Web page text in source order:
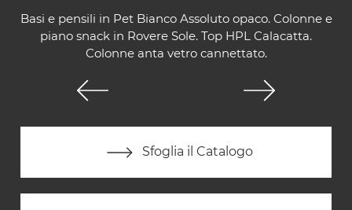
Basi e pensili in Pet Bianco Assoluto opaco. Colonne e
piano snack in Rovere Sole. Top HPL Calacatta.
Colonne anta vetro cannettato.
Sfoglia il Catalogo